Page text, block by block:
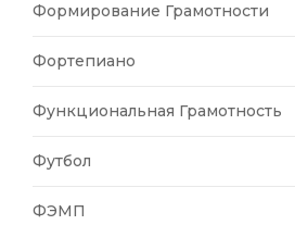
Формирование Грамотности
Фортепиано
Функциональная Грамотность
Футбол
ФЭМП